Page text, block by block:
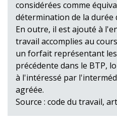
considérées comme
détermination de la durée
En outre, il est ajouté à
travail accomplies au
un forfait représentant les
précédente dans le BTP,
à l'intéressé par
agréée.
Source : code du travail,